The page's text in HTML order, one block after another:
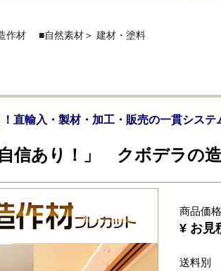
作材 ■自然素材＞ 建材・塗料
！直輸入・製材・加工・販売の一貫シス
自信あり！」 クボデラの
商品価
¥ お見
送料別